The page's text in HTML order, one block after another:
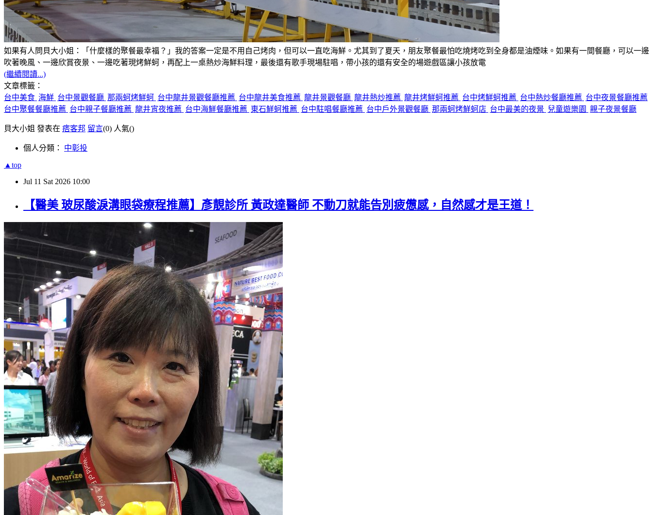
如果有人問貝大小姐：「什麼樣的聚餐最幸福？」我的答案一定是不用自己烤肉，但可以一直吃海鮮。尤其到了夏天，朋友聚餐最怕吃燒烤吃到全身都是油煙味。如果有一間餐廳，可以一邊
吹著晚風、一邊欣賞夜景、一邊吃著現烤鮮蚵，再配上一桌熱炒海鮮料理，最後還有歌手現場駐唱，帶小孩的還有安全的場遊戲區讓小孩放電
(繼續閱讀...)
文章標籤：
台中美食 海鮮 台中景觀餐廳 那兩蚵烤鮮蚵 台中龍井景觀餐廳推薦 台中龍井美食推薦 龍井景觀餐廳 龍井熱炒推薦 龍井烤鮮蚵推薦 台中烤鮮蚵推薦 台中熱炒餐廳推薦 台中夜景餐廳推薦
台中聚餐餐廳推薦 台中親子餐廳推薦 龍井宵夜推薦 台中海鮮餐廳推薦 東石鮮蚵推薦 台中駐唱餐廳推薦 台中戶外景觀餐廳 那兩蚵烤鮮蚵店 台中最美的夜景 兒童遊樂園 親子夜景餐廳
貝大小姐 發表在 痞客邦 留言(0) 人氣()
個人分類： 中彰投
▲top
Jul 11 Sat 2026 10:00
【醫美 玻尿酸淚溝眼袋療程推薦】彥靚診所 黃政達醫師 不動刀就能告別疲憊感，自然感才是王道！